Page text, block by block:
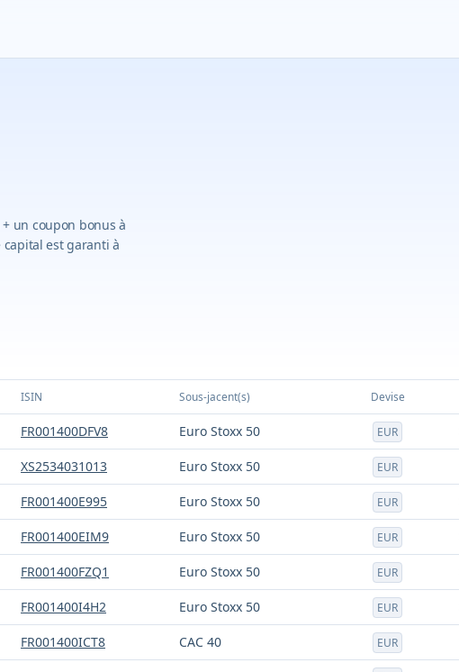
un coupon bonus à
est garanti à
ISIN Sous-jacent(s) Devise
FR001400DFV8 Euro Stoxx 50 EUR
XS2534031013 Euro Stoxx 50 EUR
FR001400E995 Euro Stoxx 50 EUR
FR001400EIM9 Euro Stoxx 50 EUR
FR001400FZQ1 Euro Stoxx 50 EUR
FR001400I4H2 Euro Stoxx 50 EUR
FR001400ICT8 CAC 40 EUR